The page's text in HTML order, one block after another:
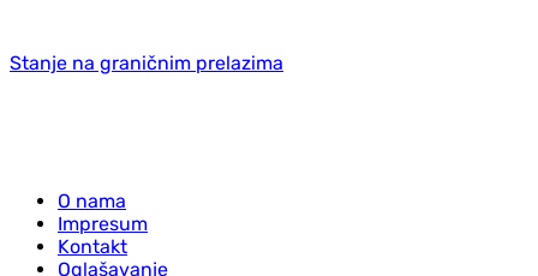
Stanje na graničnim prelazima
O nama
Impresum
Kontakt
Oglašavanje